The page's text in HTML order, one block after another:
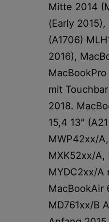
Mitte 2014
(Early
(A1706)
2016),
mit
2018.
15,4 13″
MWP42xx/
MXK52xx/A,
MYDC2xx/A
MacBookAir
MD761xx/B